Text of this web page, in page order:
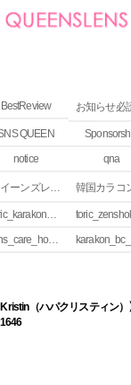
BestReview
QUEEN
notice qna
クイーンズレンズ カラコンコラム
toric_karakon_real_review
lens_care_houhou
（ハパクリスティン